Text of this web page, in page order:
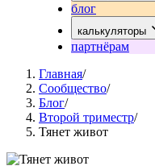
блог
калькуляторы
партнёрам
Главная/
Сообщество/
Блог/
Второй триместр/
Тянет живот